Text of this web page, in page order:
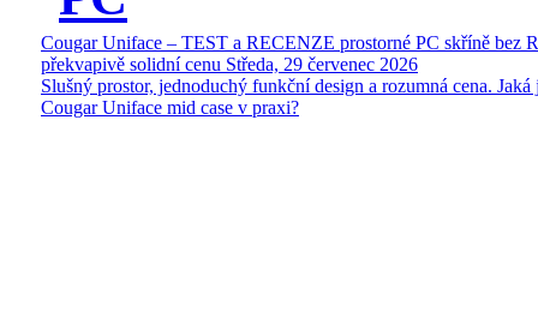
Cougar Uniface – TEST a RECENZE prostorné PC skříně bez
překvapivě solidní cenu Středa, 29 červenec 2026
Slušný prostor, jednoduchý funkční design a rozumná cena. Jaká
Cougar Uniface mid case v praxi?